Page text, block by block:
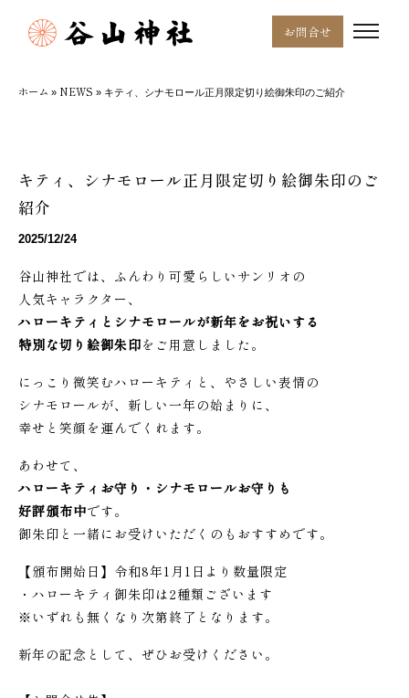
お問合せ
ホーム » NEWS » キティ、シナモロール正月限定切り絵御朱印のご紹介
キティ、シナモロール正月限定切り絵御朱印のご
紹介
2025/12/24
谷山神社では、ふんわり可愛らしいサンリオの
人気キャラクター、
ハローキティとシナモロールが新年をお祝いする
特別な切り絵御朱印をご用意しました。
にっこり微笑むハローキティと、やさしい表情の
シナモロールが、新しい一年の始まりに、
幸せと笑顔を運んでくれます。
あわせて、
ハローキティお守り・シナモロールお守りも
好評頒布中です。
御朱印と一緒にお受けいただくのもおすすめです。
【頒布開始日】令和8年1月1日より数量限定
・ハローキティ御朱印は2種類ございます
※いずれも無くなり次第終了となります。
新年の記念として、ぜひお受けください。